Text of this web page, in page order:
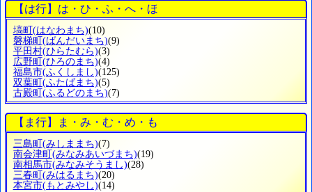
【は行】は・ひ・ふ・へ・ほ
塙町 (はなわまち)(10)
磐梯町 (ばんだいまち)(9)
平田村(ひらたむら)(3)
広野町 (ひろのまち)(4)
福島市(ふくしまし)(125)
双葉町 (ふたばまち)(5)
古殿町 (ふるどのまち)(7)
【ま行】ま・み・む・め・も
三島町 (みしままち)(7)
南会津町 (みなみあいづまち)(19)
南相馬市(みなみそうまし)(28)
三春町 (みはるまち)(20)
本宮市(もとみやし)(14)